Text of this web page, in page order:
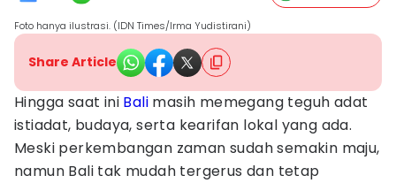
Foto hanya ilustrasi. (IDN Times/Irma Yudistirani)
Share Article
Hingga saat ini Bali masih memegang teguh adat
istiadat, budaya, serta kearifan lokal yang ada.
Meski perkembangan zaman sudah semakin maju,
namun Bali tak mudah tergerus dan tetap